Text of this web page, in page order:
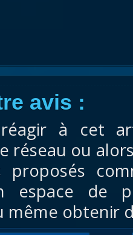
avis :
réagir à cet
réseau ou
proposés
espace de
même obtenir